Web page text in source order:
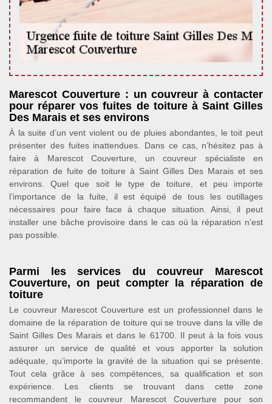
Marescot Couverture : un couvreur à contacter
pour réparer vos fuites de toiture à Saint Gilles
Des Marais et ses environs
À la suite d’un vent violent ou de pluies abondantes, le toit peut
présenter des fuites inattendues. Dans ce cas, n’hésitez pas à
faire à Marescot Couverture, un couvreur spécialiste en
réparation de fuite de toiture à Saint Gilles Des Marais et ses
environs. Quel que soit le type de toiture, et peu importe
l’importance de la fuite, il est équipé de tous les outillages
nécessaires pour faire face à chaque situation. Ainsi, il peut
installer une bâche provisoire dans le cas où la réparation n’est
pas possible.
Parmi les services du couvreur Marescot
Couverture, on peut compter la réparation de
toiture
Le couvreur Marescot Couverture est un professionnel dans le
domaine de la réparation de toiture qui se trouve dans la ville de
Saint Gilles Des Marais et dans le 61700. Il peut à la fois vous
assurer un service de qualité et vous apporter la solution
adéquate, qu’importe la gravité de la situation qui se présente.
Tout cela grâce à ses compétences, sa qualification et son
expérience. Les clients se trouvant dans cette zone
recommandent le couvreur Marescot Couverture pour son